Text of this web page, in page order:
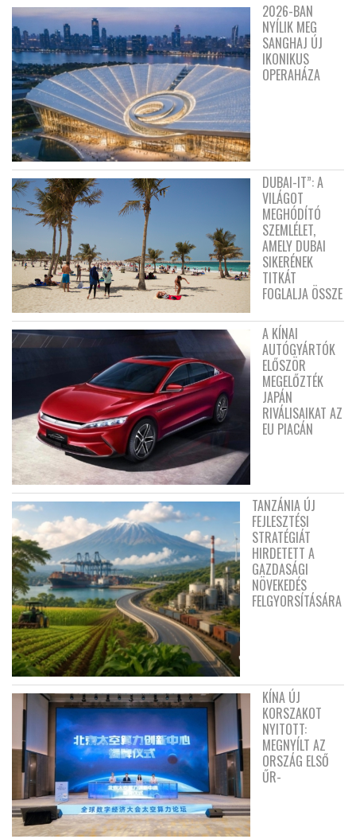
2026-BAN
NYÍLIK MEG
SANGHAJ ÚJ
IKONIKUS
OPERAHÁZA
DUBAI-IT”: A
VILÁGOT
MEGHÓDÍTÓ
SZEMLÉLET,
AMELY DUBAI
SIKERÉNEK
TITKÁT
FOGLALJA ÖSSZE
A KÍNAI
AUTÓGYÁRTÓK
ELŐSZÖR
MEGELŐZTÉK
JAPÁN
RIVÁLISAIKAT AZ
EU PIACÁN
TANZÁNIA ÚJ
FEJLESZTÉSI
STRATÉGIÁT
HIRDETETT A
GAZDASÁGI
NÖVEKEDÉS
FELGYORSÍTÁSÁRA
KÍNA ÚJ
KORSZAKOT
NYITOTT:
MEGNYÍLT AZ
ORSZÁG ELSŐ
ŰR-